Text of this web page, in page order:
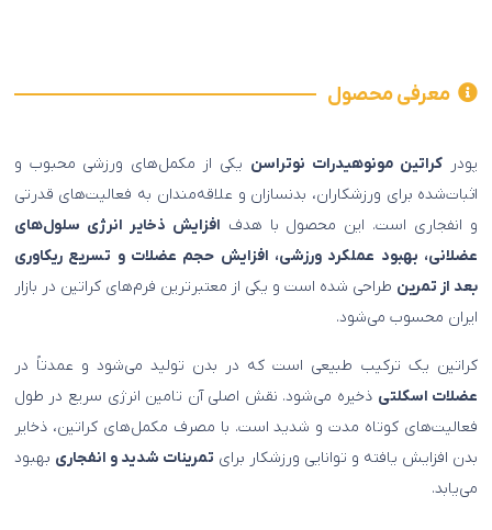
معرفی محصول
پودر کراتین مونوهیدرات نوتراسن یکی از مکمل‌های ورزشی محبوب و
اثبات‌شده برای ورزشکاران، بدنسازان و علاقه‌مندان به فعالیت‌های قدرتی
و انفجاری است. این محصول با هدف افزایش ذخایر انرژی سلول‌های
عضلانی، بهبود عملکرد ورزشی، افزایش حجم عضلات و تسریع ریکاوری
بعد از تمرین طراحی شده است و یکی از معتبرترین فرم‌های کراتین در بازار
ایران محسوب می‌شود.
کراتین یک ترکیب طبیعی است که در بدن تولید می‌شود و عمدتاً در
عضلات اسکلتی ذخیره می‌شود. نقش اصلی آن تامین انرژی سریع در طول
فعالیت‌های کوتاه مدت و شدید است. با مصرف مکمل‌های کراتین، ذخایر
بدن افزایش یافته و توانایی ورزشکار برای تمرینات شدید و انفجاری بهبود
می‌یابد.